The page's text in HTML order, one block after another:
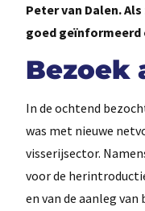
Peter van Dalen.
goed geïnformeerd
Bezoek
In de ochtend
was met nieuwe
visserijsector.
voor de
en van de aanleg